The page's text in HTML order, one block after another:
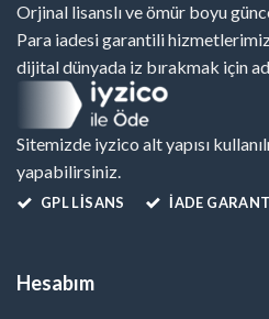
Orjinal lisanslı ve ömür boyu
Para iadesi garantili
dijital dünyada iz bırakmak için
Sitemizde iyzico alt yapısı
yapabilirsiniz.
GPL LISANS İADE
Hesabım